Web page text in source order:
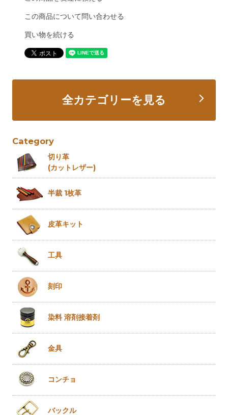
この商品について問い合わせる
買い物を続ける
全カテゴリーを見る
Category
切り革
(カットレザー)
半裁 1枚革
皮革キット
工具
刻印
染料 溶剤接着剤
金具
コンチョ
バックル